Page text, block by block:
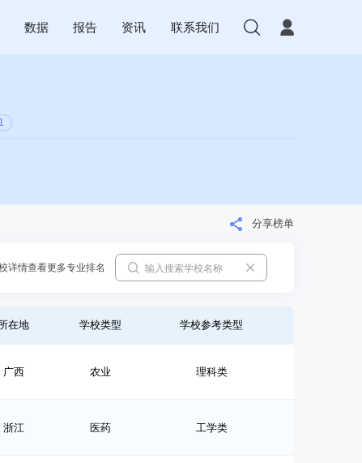
数据 报告 资讯 联系我们
分享榜单
详情查看更多专业排名
在地 学校类型 学校参考类型
广西 农业 理科类
浙江 医药 工学类